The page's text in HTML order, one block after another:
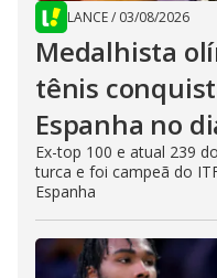
LANCE/ 03/08/2026
Medalhista
tênis
Espanha no
Ex-top 100 e atual 239
turca e foi campeã do
Espanha